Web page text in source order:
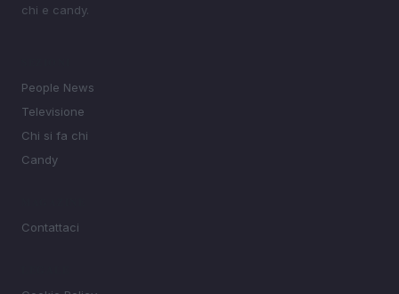
chi e candy.
People News
Televisione
Chi si fa chi
Candy
Contattaci